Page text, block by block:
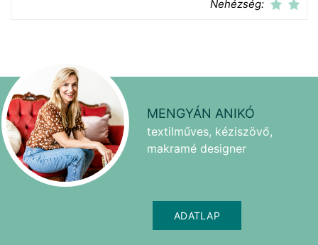
Nehézség:
MENGYÁN ANIKÓ
textilműves, kéziszövő,
makramé designer
ADATLAP